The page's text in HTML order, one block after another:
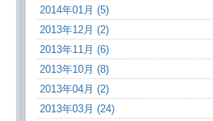
2014年01月 (5)
2013年12月 (2)
2013年11月 (6)
2013年10月 (8)
2013年04月 (2)
2013年03月 (24)